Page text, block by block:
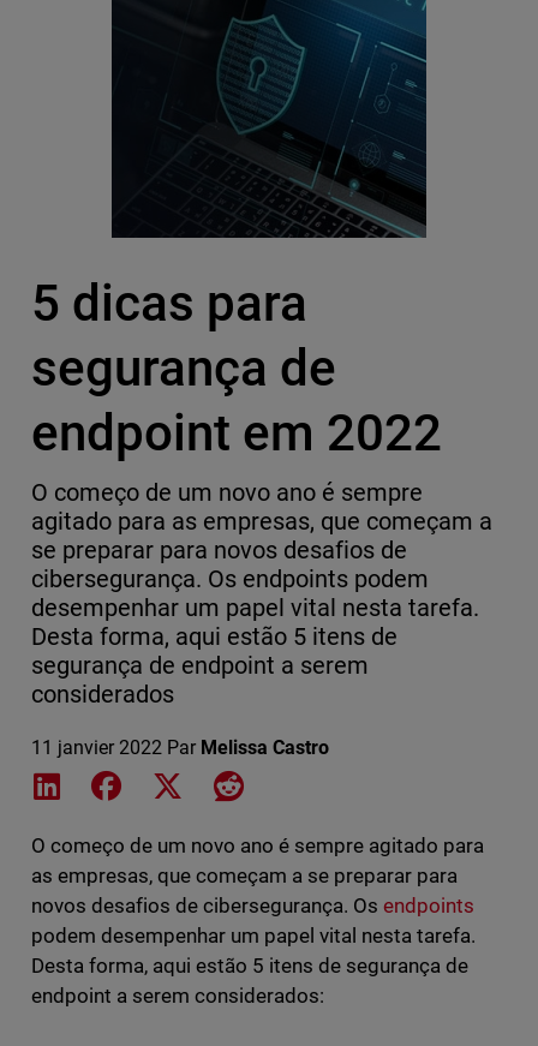
5 dicas para
segurança de
endpoint em 2022
O começo de um novo ano é sempre
agitado para as empresas, que começam a
se preparar para novos desafios de
cibersegurança. Os endpoints podem
desempenhar um papel vital nesta tarefa.
Desta forma, aqui estão 5 itens de
segurança de endpoint a serem
considerados
11 janvier 2022 Par Melissa Castro
Share on LinkedIn
Share on Facebook
Share on XShare on Reddit
O começo de um novo ano é sempre agitado para
as empresas, que começam a se preparar para
novos desafios de cibersegurança. Osendpoints
podem desempenhar um papel vital nesta tarefa.
Desta forma, aqui estão 5 itens de segurança de
endpoint a serem considerados: